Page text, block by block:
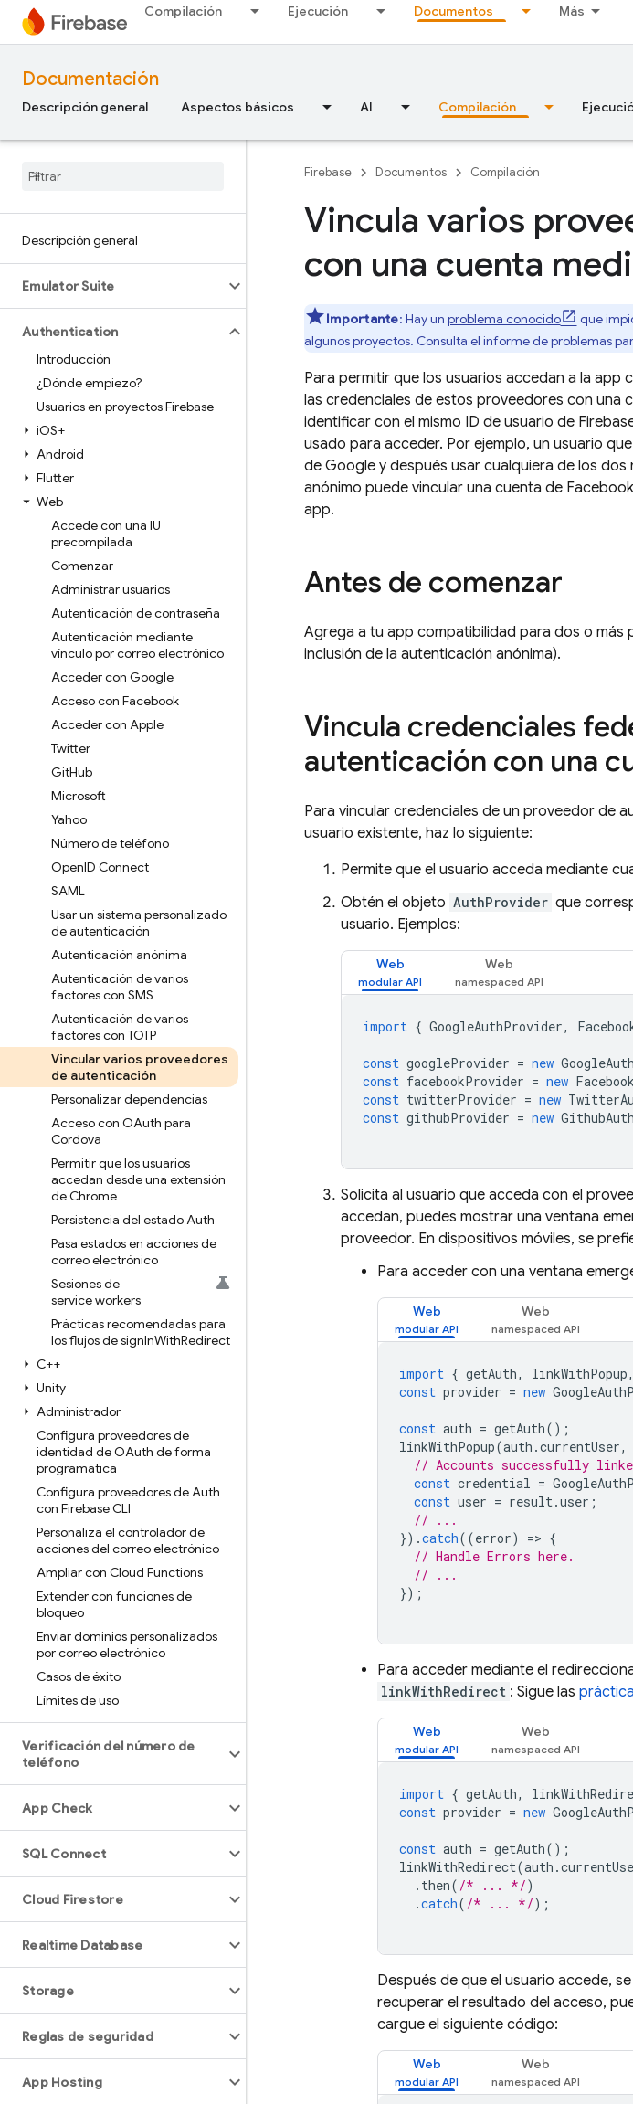
Compilación Ejecución Documentos Más
Documentación
Descripción general Aspectos básicos AI Compilación
Descripción general
Emulator Suite
Authentication
Introducción
¿Dónde empiezo?
Usuarios en proyectos Firebase
iOS+
Android
Flutter
Web
Accede con una IU
precompilada
Comenzar
Administrar usuarios
Autenticación de contraseña
Autenticación mediante
vínculo por correo electrónico
Acceder con Google
Acceso con Facebook
Acceder con Apple
Twitter
GitHub
Microsoft
Yahoo
Número de teléfono
OpenID Connect
SAML
Usar un sistema personalizado
de autenticación
Autenticación anónima
Autenticación de varios
factores con SMS
Autenticación de varios
factores con TOTP
Vincular varios proveedores
de autenticación
Personalizar dependencias
Acceso con OAuth para
Cordova
Permitir que los usuarios
accedan desde una extensión
de Chrome
Persistencia del estado Auth
Pasa estados en acciones de
correo electrónico
Sesiones de
service workers
Prácticas recomendadas para
los flujos de signInWithRedirect
C++
Unity
Administrador
Configura proveedores de
identidad de OAuth de forma
programática
Configura proveedores de Auth
con Firebase CLI
Personaliza el controlador de
acciones del correo electrónico
Ampliar con Cloud Functions
Extender con funciones de
bloqueo
Enviar dominios personalizados
por correo electrónico
Casos de éxito
Límites de uso
Verificación del número de
teléfono
App Check
SQL Connect
Cloud Firestore
Realtime Database
Storage
Reglas de seguridad
App Hosting
Firebase Documentos Compilación
Vincula varios
con una cuenta
Importante: Hay un problema conocido que
algunos proyectos. Consulta el informe de problemas
Para permitir que los usuarios accedan a la
las credenciales de estos proveedores con una
identificar con el mismo ID de usuario de
usado para acceder. Por ejemplo, un usuario
de Google y después usar cualquiera de los
anónimo puede vincular una cuenta de
app.
Antes de comenzar
Agrega a tu app compatibilidad para dos o
inclusión de la autenticación anónima).
Vincula credenciales
autenticación con una
Para vincular credenciales de un proveedor de
usuario existente, haz lo siguiente:
Permite que el usuario acceda mediante
Obtén el objeto AuthProvider que
usuario. Ejemplos:
Web Web
import { GoogleAuthProvider,
const googleProvider = new
const facebookProvider = new
const twitterProvider = new
const githubProvider = new
Solicita al usuario que acceda con el
accedan, puedes mostrar una ventana
proveedor. En dispositivos móviles, se
Para acceder con una ventana
Web Web
import { getAuth, linkWithPopup,
const provider = new
const auth = getAuth();
linkWithPopup(auth .currentUser,
// Accounts successfully
const credential =
const user = result.user ;
// ...
}).catch((error) => {
// Handle Errors here.
// ...
});
Para acceder mediante el
linkWithRedirect : Sigue las
Web Web
import { getAuth,
const provider = new
const auth = getAuth();
linkWithRedirect(auth .
. then( /* ... */)
.catch( /* ... */);
Después de que el usuario accede,
recuperar el resultado del acceso,
cargue el siguiente código:
Web Web